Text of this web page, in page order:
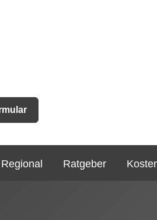
Regional Ratgeber